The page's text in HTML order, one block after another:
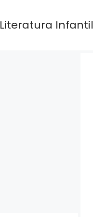
Literatura Infantil